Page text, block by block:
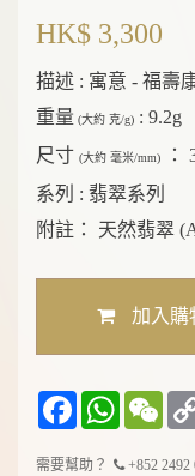
HK$ 3,300
描述 : 寓意 - 福壽
重量 (大約 克/g) : 9.2g
尺寸 (大約 毫米/mm) ：
系列 : 翡翠系列
附註：
天然翡翠
加入購
Facebook
需要幫助？ +852 2492